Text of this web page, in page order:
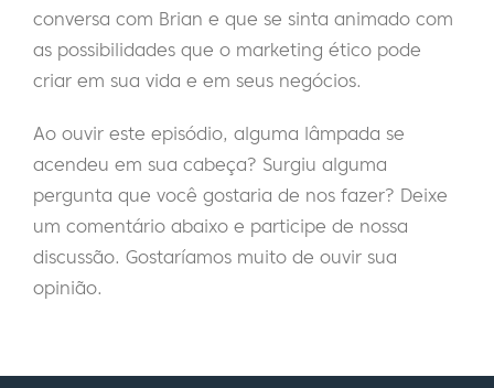
interessante é que as duas carreiras, uma
carreira estava vendendo assinaturas $39 e
livros no valor de mais de um bilhão de
negócio de coaching B2B, negócio
educacional que está vendendo associações
de 2.000 a 25.000 de cada vez. Em muitos
aspectos, são o mesmo negócio. Não quero
dizer que são exatamente iguais, pois é
claro que não são, mas é interessante que...
conversa com Brian e que se sinta animado com
as possibilidades que o marketing ético pode
criar em sua vida e em seus negócios.
Ao ouvir este episódio, alguma lâmpada se
acendeu em sua cabeça? Surgiu alguma
pergunta que você gostaria de nos fazer? Deixe
um comentário abaixo e participe de nossa
discussão. Gostaríamos muito de ouvir sua
opinião.